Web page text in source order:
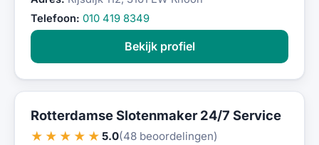
Telefoon: 010 419 8349
Bekijk profiel
Rotterdamse Slotenmaker 24/7 Service
★★★★★ 5.0(48 beoordelingen)